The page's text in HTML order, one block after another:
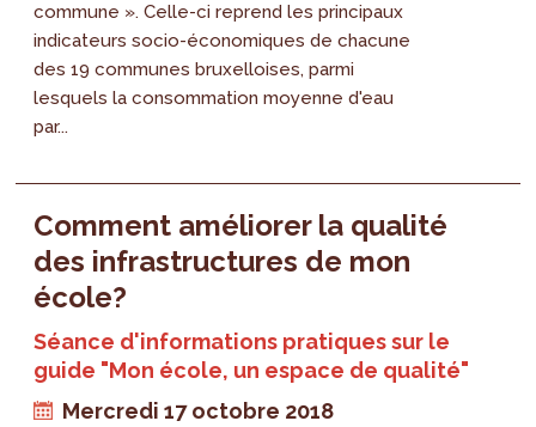
commune ». Celle-ci reprend les principaux
indicateurs socio-économiques de chacune
des 19 communes bruxelloises, parmi
lesquels la consommation moyenne d'eau
par...
Comment améliorer la qualité
des infrastructures de mon
école?
Séance d'informations pratiques sur le
guide "Mon école, un espace de qualité"
Mercredi 17 octobre 2018